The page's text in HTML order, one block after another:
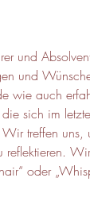
und
und
auch
sich im
Wir treffen
reflektieren.
oder